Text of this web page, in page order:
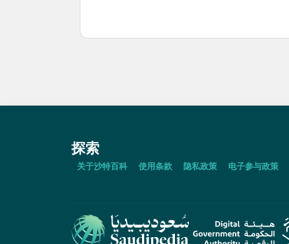
探索
关于沙特百科 使用条款 隐私政策 电子参与政策